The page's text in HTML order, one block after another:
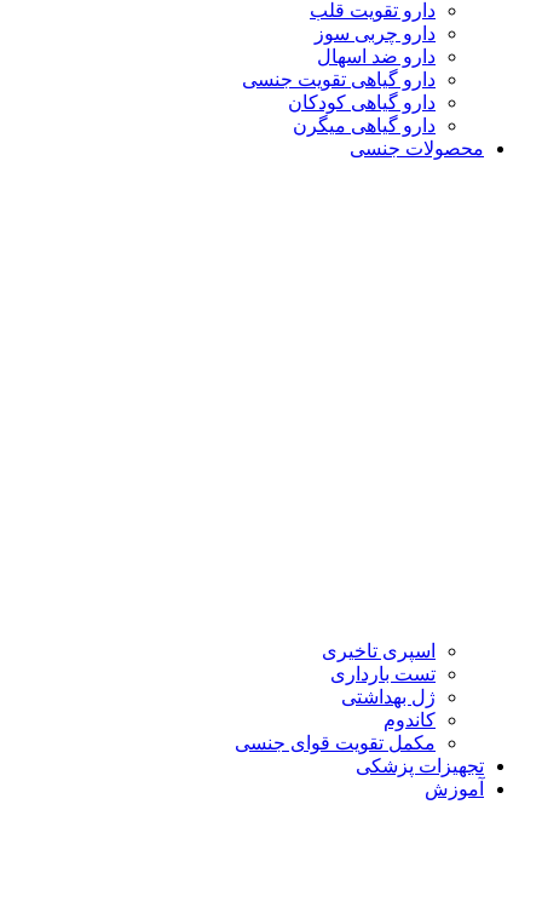
دارو تقویت قلب
دارو چربی سوز
دارو ضد اسهال
دارو گیاهی تقویت جنسی
دارو گیاهی کودکان
دارو گیاهی میگرن
محصولات جنسی
اسپری تاخیری
تست بارداری
ژل بهداشتی
کاندوم
مکمل تقویت قوای جنسی
تجهیزات پزشکی
آموزش